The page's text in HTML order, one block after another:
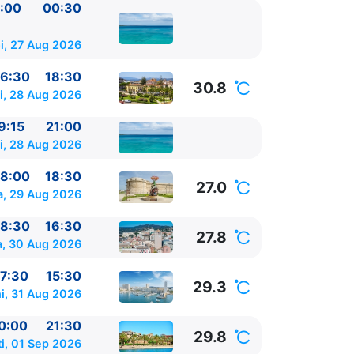
pe
00:30
27 Aug 2026
18:30
28 Aug 2026 30.8
21:00
28 Aug 2026
18:30
29 Aug 2026 27.0
16:30
30 Aug 2026 27.8
15:30
31 Aug 2026 29.3
21:30
01 Sep 2026 29.8